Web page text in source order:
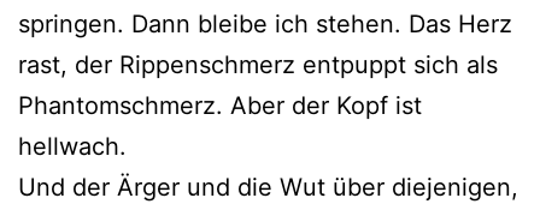
springen. Dann bleibe ich stehen. Das Herz
rast, der Rippenschmerz entpuppt sich als
Phantomschmerz. Aber der Kopf ist
hellwach.
Und der Ärger und die Wut über diejenigen,